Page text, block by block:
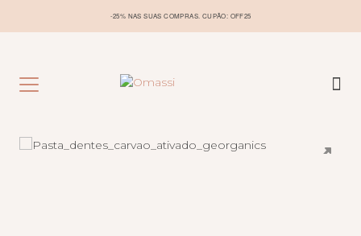
-25% NAS SUAS COMPRAS. CUPÃO: OFF25